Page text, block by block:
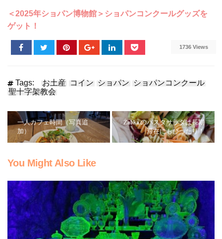
＜2025年ショパン博物館＞ショパンコンクールグッズを
ゲット！
1736 Views
Tags: お土産 コイン ショパン ショパンコンクール
聖十字架教会
一人カフェ時間（写真追
加）
Żabka のパスタサラダは長期
滞在にもぴったり！
You Might Also Like